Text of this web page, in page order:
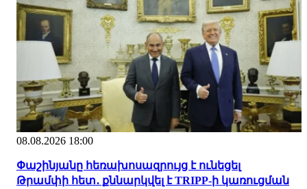
08.08.2026 18:00
Փաշինյանը հեռախոսազրույց է ունեցել
Թրամփի հետ․ քննարկվել է TRIPP-ի կառուցման